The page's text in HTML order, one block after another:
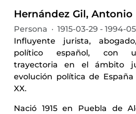
Persona · 1915-03-29 - 1994-
Influyente jurista,
político español, con
trayectoria en el ámbito
evolución política de
XX.
Nació 1915 en Puebla de